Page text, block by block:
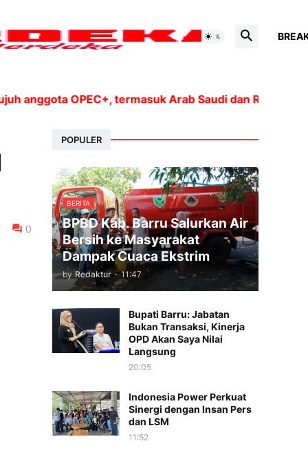
OPEC+, termasuk Arab Saudi dan Rusia, akan
0
POPULER
BERITA
BPBD Kab. Barru Salurkan Air
Bersih ke Masyarakat
Dampak Cuaca Ekstrim
by Redaktur - 11:47
Bupati Barru: Jabatan
Bukan Transaksi, Kinerja
OPD Akan Saya Nilai
Langsung
20:05
Indonesia Power Perkuat
Sinergi dengan Insan Pers
dan LSM
11:52